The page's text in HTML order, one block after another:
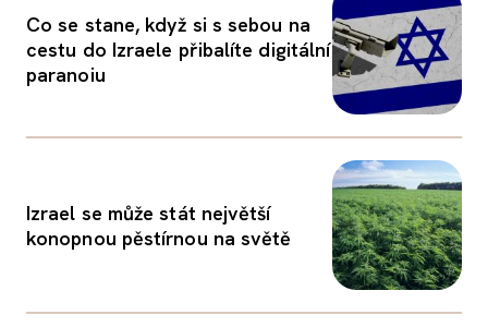
Co se stane, když si s sebou na
cestu do Izraele přibalíte digitální
paranoiu
Izrael se může stát největší
konopnou pěstírnou na světě